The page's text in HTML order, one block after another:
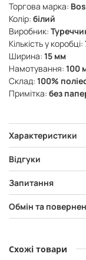
Торгова марка:
Колір: білий
Виробник:
Кількість у коробці:
Ширина: 15 мм
Намотування: 100
Склад: 100%
Примітка: без
Характеристики
Відгуки
Запитання
Обмін та
Схожі товари